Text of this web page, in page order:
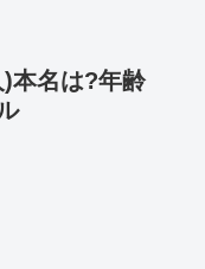
本名は?年齢